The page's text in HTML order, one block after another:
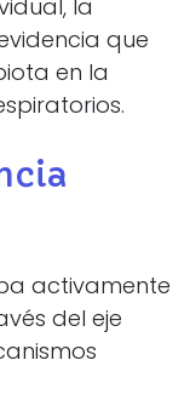
la
que
en la
activamente
del eje